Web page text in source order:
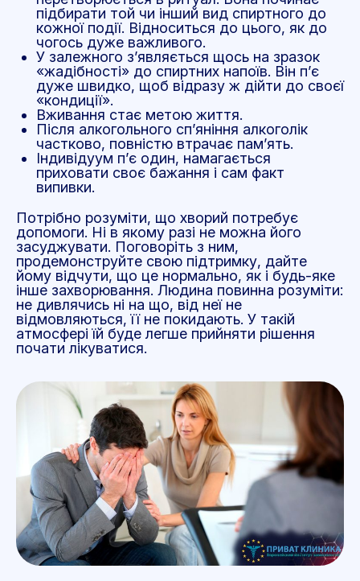
підбирати той чи інший вид спиртного до
кожної події. Відноситься до цього, як до
чогось дуже важливого.
У залежного з’являється щось на зразок
«жадібності» до спиртних напоїв. Він п’є
дуже швидко, щоб відразу ж дійти до своєї
«кондиції».
Вживання стає метою життя.
Після алкогольного сп’яніння алкоголік
частково, повністю втрачає пам’ять.
Індивідуум п’є один, намагається
приховати своє бажання і сам факт
випивки.
Потрібно розуміти, що хворий потребує
допомоги. Ні в якому разі не можна його
засуджувати. Поговоріть з ним,
продемонструйте свою підтримку, дайте
йому відчути, що це нормально, як і будь-яке
інше захворювання. Людина повинна розуміти:
не дивлячись ні на що, від неї не
відмовляються, її не покидають. У такій
атмосфері їй буде легше прийняти рішення
почати лікуватися.